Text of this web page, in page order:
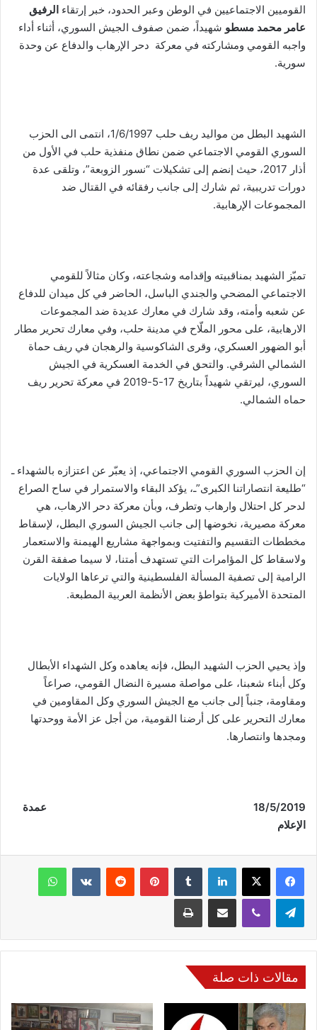
القوميين الاجتماعيين في الوطن وعبر الحدود، خبر إرتقاء الرفيق
عامر محمد مسطو شهيداً، ضمن صفوف الجيش السوري، أثناء أداء
واجبه القومي ومشاركته في معركة دحر الإرهاب والدفاع عن وحدة
سورية.
الشهيد البطل من مواليد ريف حلب 1/6/1997، انتمى الى الحزب
السوري القومي الاجتماعي ضمن نطاق منفذية حلب في الأول من
أذار 2017، حيث إنضم إلى تشكيلات “نسور الزوبعة”، وتلقى عدة
دورات تدريبية، ثم شارك إلى جانب رفقائه في القتال ضد
المجموعات الإرهابية.
تميّز الشهيد بمناقبيته وإقدامه وشجاعته، وكان مثالاً للقومي
الاجتماعي المضحي والجندي الباسل، الحاضر في كل ميدان للدفاع
عن شعبه وأمته، وقد شارك في معارك عديدة ضد المجموعات
الارهابية، على محور الملّاح في مدينة حلب، وفي معارك تحرير مطار
أبو الضهور العسكري، وقرى الشاكوسية والرهجان في ريف حماة
الشمالي الشرقي. والتحق في الخدمة العسكرية في الجيش
السوري، ليرتقي شهيداً بتاريخ 17-5-2019 في معركة تحرير ريف
حماه الشمالي.
إن الحزب السوري القومي الاجتماعي، إذ يعبّر عن اعتزازه بالشهداء ـ
“طليعة انتصاراتنا الكبرى”ـ، يؤكد البقاء والاستمرار في ساح الصراع
لدحر كل احتلال وارهاب وتطرف، وبأن معركة دحر الارهاب، هي
معركة مصيرية، نخوضها إلى جانب الجيش السوري البطل، لإسقاط
مخططات التقسيم والتفتيت وبمواجهة مشاريع الهيمنة والاستعمار
ولاسقاط كل المؤامرات التي تستهدف أمتنا، لا سيما صفقة القرن
الرامية إلى تصفية المسألة الفلسطينية والتي ترعاها الولايات
المتحدة الأميركية بتواطؤ بعض الأنظمة العربية المطبعة.
وإذ يحيي الحزب الشهيد البطل، فإنه يعاهده وكل الشهداء الأبطال
وكل أبناء شعبنا، على مواصلة مسيرة النضال القومي، صراعاً
ومقاومة، جنباً إلى جانب مع الجيش السوري وكل المقاومين في
معارك التحرير على كل أرضنا القومية، من أجل عز الأمة ووحدتها
ومجدها وانتصارها.
18 /5/2019 عمدة
الإعلام
فيسبوك لينكدإن بينتيريست
مقالات ذات صلة